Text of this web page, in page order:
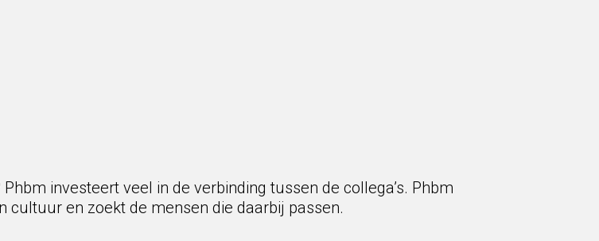
investeert veel in de verbinding tussen de collega’s. Phbm
cultuur en zoekt de mensen die daarbij passen.